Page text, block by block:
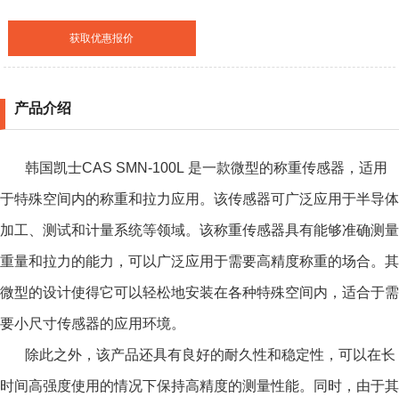
获取优惠报价
产品介绍
韩国凯士CAS SMN-100L 是一款微型的称重传感器，适用
于特殊空间内的称重和拉力应用。该传感器可广泛应用于半导体
加工、测试和计量系统等领域。该称重传感器具有能够准确测量
重量和拉力的能力，可以广泛应用于需要高精度称重的场合。其
微型的设计使得它可以轻松地安装在各种特殊空间内，适合于需
要小尺寸传感器的应用环境。
除此之外，该产品还具有良好的耐久性和稳定性，可以在长
时间高强度使用的情况下保持高精度的测量性能。同时，由于其